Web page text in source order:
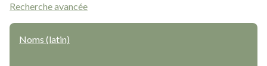
Recherche avancée
Noms (latin)